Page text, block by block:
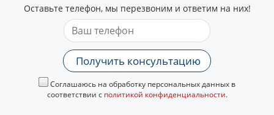
Оставьте телефон, мы перезвоним и ответим на них!
Получить консультацию
Соглашаюсь на обработку персональных данных в
соответствии с политикой конфиденциальности.